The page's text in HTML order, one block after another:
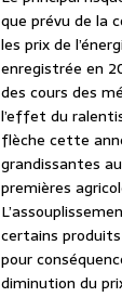
que prévu de la
les prix de
enregistrée en
des cours des
l’effet du
flèche cette
grandissantes
premières
certains
pour
diminution du